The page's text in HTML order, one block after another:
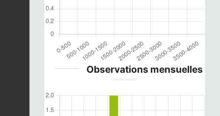
Observations mensuelles